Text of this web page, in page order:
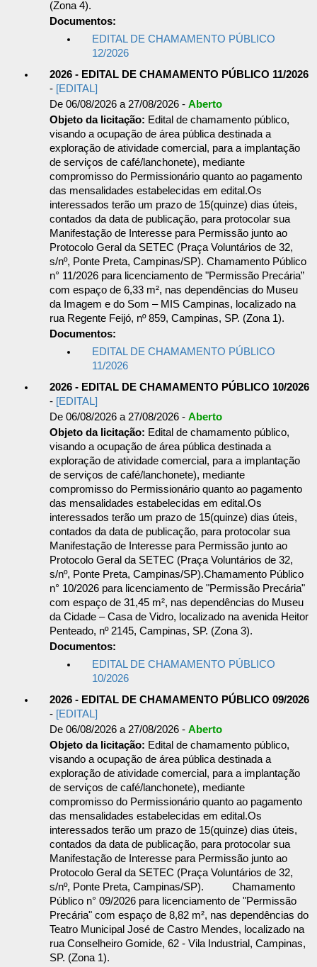
(Zona 4).
Documentos:
EDITAL DE CHAMAMENTO PÚBLICO
12/2026
2026 - EDITAL DE CHAMAMENTO PÚBLICO 11/2026
- [EDITAL]
De 06/08/2026 a 27/08/2026 - Aberto
Objeto da licitação: Edital de chamamento público,
visando a ocupação de área pública destinada a
exploração de atividade comercial, para a implantação
de serviços de café/lanchonete), mediante
compromisso do Permissionário quanto ao pagamento
das mensalidades estabelecidas em edital.Os
interessados terão um prazo de 15(quinze) dias úteis,
contados da data de publicação, para protocolar sua
Manifestação de Interesse para Permissão junto ao
Protocolo Geral da SETEC (Praça Voluntários de 32,
s/nº, Ponte Preta, Campinas/SP). Chamamento Público
n° 11/2026 para licenciamento de "Permissão Precária”
com espaço de 6,33 m², nas dependências do Museu
da Imagem e do Som – MIS Campinas, localizado na
rua Regente Feijó, nº 859, Campinas, SP. (Zona 1).
Documentos:
EDITAL DE CHAMAMENTO PÚBLICO
11/2026
2026 - EDITAL DE CHAMAMENTO PÚBLICO 10/2026
- [EDITAL]
De 06/08/2026 a 27/08/2026 - Aberto
Objeto da licitação: Edital de chamamento público,
visando a ocupação de área pública destinada a
exploração de atividade comercial, para a implantação
de serviços de café/lanchonete), mediante
compromisso do Permissionário quanto ao pagamento
das mensalidades estabelecidas em edital.Os
interessados terão um prazo de 15(quinze) dias úteis,
contados da data de publicação, para protocolar sua
Manifestação de Interesse para Permissão junto ao
Protocolo Geral da SETEC (Praça Voluntários de 32,
s/nº, Ponte Preta, Campinas/SP).Chamamento Público
n° 10/2026 para licenciamento de "Permissão Precária"
com espaço de 31,45 m², nas dependências do Museu
da Cidade – Casa de Vidro, localizado na avenida Heitor
Penteado, nº 2145, Campinas, SP. (Zona 3).
Documentos:
EDITAL DE CHAMAMENTO PÚBLICO
10/2026
2026 - EDITAL DE CHAMAMENTO PÚBLICO 09/2026
- [EDITAL]
De 06/08/2026 a 27/08/2026 - Aberto
Objeto da licitação: Edital de chamamento público,
visando a ocupação de área pública destinada a
exploração de atividade comercial, para a implantação
de serviços de café/lanchonete), mediante
compromisso do Permissionário quanto ao pagamento
das mensalidades estabelecidas em edital.Os
interessados terão um prazo de 15(quinze) dias úteis,
contados da data de publicação, para protocolar sua
Manifestação de Interesse para Permissão junto ao
Protocolo Geral da SETEC (Praça Voluntários de 32,
s/nº, Ponte Preta, Campinas/SP). Chamamento
Público n° 09/2026 para licenciamento de "Permissão
Precária" com espaço de 8,82 m², nas dependências do
Teatro Municipal José de Castro Mendes, localizado na
rua Conselheiro Gomide, 62 - Vila Industrial, Campinas,
SP. (Zona 1).